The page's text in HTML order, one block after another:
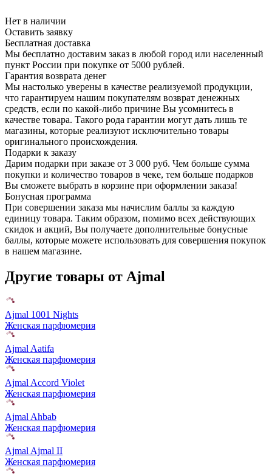
Нет в наличии
Оставить заявку
Бесплатная доставка
Мы бесплатно доставим заказ в любой город или населенный
пункт России при покупке от 5000 рублей.
Гарантия возврата денег
Мы настолько уверены в качестве реализуемой продукции,
что гарантируем нашим покупателям возврат денежных
средств, если по какой-либо причине Вы усомнитесь в
качестве товара. Такого рода гарантии могут дать лишь те
магазины, которые реализуют исключительно товары
оригинального происхождения.
Подарки к заказу
Дарим подарки при заказе от 3 000 руб. Чем больше сумма
покупки и количество товаров в чеке, тем больше подарков
Вы сможете выбрать в корзине при оформлении заказа!
Бонусная программа
При совершении заказа мы начислим баллы за каждую
единицу товара. Таким образом, помимо всех действующих
скидок и акций, Вы получаете дополнительные бонусные
баллы, которые можете использовать для совершения покупок
в нашем магазине.
Другие товары от Ajmal
Ajmal 1001 Nights
Женская парфюмерия
Ajmal Aatifa
Женская парфюмерия
Ajmal Accord Violet
Женская парфюмерия
Ajmal Ahbab
Женская парфюмерия
Ajmal Ajmal II
Женская парфюмерия